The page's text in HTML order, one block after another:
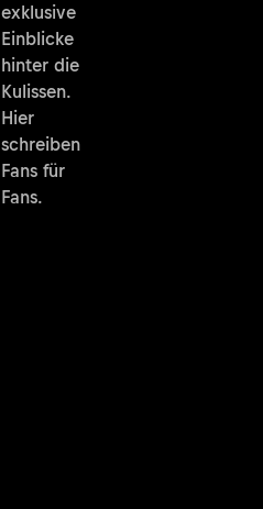
exklusive
Einblicke
hinter die
Kulissen.
Hier
schreiben
Fans für
Fans.